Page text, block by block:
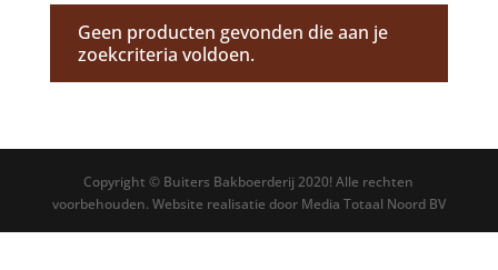
Geen producten gevonden die aan je
zoekcriteria voldoen.
Copyright © Buiters Bakboerderij 2020! Alle rechten
voorbehouden. Website realisatie door Media Totaal Noord BV